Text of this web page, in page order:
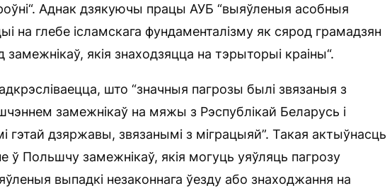
Аднак дзякуючы працы АУБ “выяўленыя асобныя
на глебе ісламскага фундаменталізму як сярод грамадзян
якія знаходзяцца на тэрыторыі краіны“.
што “значныя пагрозы былі звязаныя з
замежнікаў на мяжы з Рэспублікай Беларусь і
гэтай дзяржавы, звязанымі з міграцыяй”. Такая актыўнасць
ў Польшчу замежнікаў, якія могуць уяўляць пагрозу
выпадкі незаконнага ўезду або знаходжання на